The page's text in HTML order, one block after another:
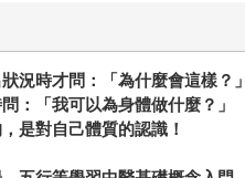
況時才問：「為什麼會這樣？」
：「我可以為身體做什麼？」
是對自己體質的認識！